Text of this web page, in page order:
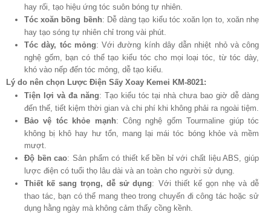
hay rối, tạo hiệu ứng tóc suôn bóng tự nhiên.
Tóc xoăn bồng bềnh: Dễ dàng tạo kiểu tóc xoăn lọn to, xoăn nhẹ
hay tạo sóng tự nhiên chỉ trong vài phút.
Tóc dày, tóc mỏng: Với đường kính dây dẫn nhiệt nhỏ và công
nghệ gốm, bạn có thể tạo kiểu tóc cho mọi loại tóc, từ tóc dày,
khó vào nếp đến tóc mỏng, dễ tạo kiểu.
Lý do nên chọn Lược Điện Sấy Xoay Kemei KM-8021:
Tiện lợi và đa năng: Tạo kiểu tóc tại nhà chưa bao giờ dễ dàng
đến thế, tiết kiệm thời gian và chi phí khi không phải ra ngoài tiệm.
Bảo vệ tóc khỏe mạnh: Công nghệ gốm Tourmaline giúp tóc
không bị khô hay hư tổn, mang lại mái tóc bóng khỏe và mềm
mượt.
Độ bền cao: Sản phẩm có thiết kế bền bỉ với chất liệu ABS, giúp
lược điện có tuổi thọ lâu dài và an toàn cho người sử dụng.
Thiết kế sang trọng, dễ sử dụng: Với thiết kế gọn nhẹ và dễ
thao tác, bạn có thể mang theo trong chuyến đi công tác hoặc sử
dụng hằng ngày mà không cảm thấy cồng kềnh.